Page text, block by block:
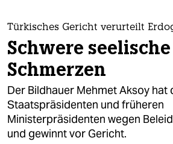
themen
politik
öko
gesellschaft
kultur
Türkisches Gericht verurteilt
Schwere seelische
Schmerzen
Der Bildhauer Mehmet Aksoy hat
Staatspräsidenten und früheren
Ministerpräsidenten wegen
und gewinnt vor Gericht.